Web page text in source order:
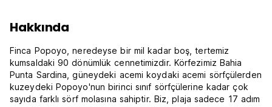
Hakkında
Finca Popoyo, neredeyse bir mil kadar boş, tertemiz
kumsaldaki 90 dönümlük cennetimizdir. Körfezimiz Bahia
Punta Sardina, güneydeki acemi koydaki acemi sörfçülerden
kuzeydeki Popoyo'nun birinci sınıf sörfçülerine kadar çok
sayıda farklı sörf molasına sahiptir. Biz, plaja sadece 17 adım